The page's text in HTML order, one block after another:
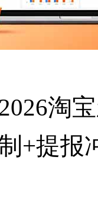
淘
+提报